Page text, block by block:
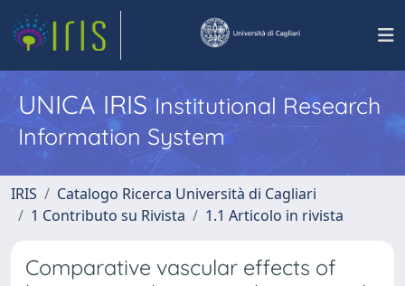
UNICA IRISInstitutional Research
Information System
IRIS
Catalogo Ricerca Università di Cagliari
1 Contributo su Rivista
1.1 Articolo in rivista
Comparative vascular effects of